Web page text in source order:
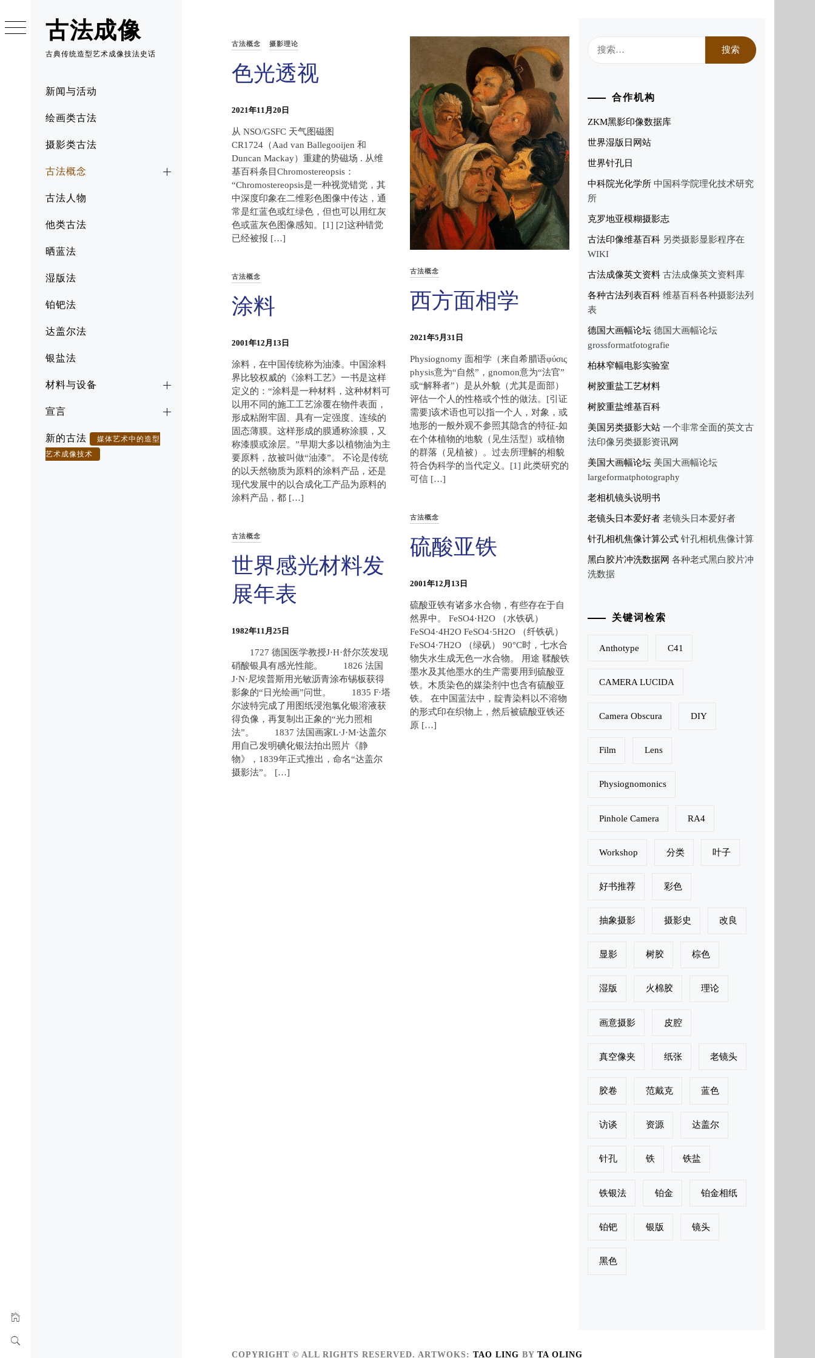
古法成像
古典传统造型艺术成像技法史话
Primary
Menu
新闻与活动
绘画类古法
摄影类古法
古法概念
古法人物
他类古法
晒蓝法
湿版法
铂钯法
达盖尔法
银盐法
材料与设备
宣言
新的古法
媒体艺术中的造型
艺术成像技术
to
content
古法概念 摄影理论
色光透视
2021年11月20日
从 NSO/GSFC 天气图磁图
CR1724（Aad van Ballegooijen 和
Duncan Mackay）重建的势磁场 . 从维
基百科条目Chromostereopsis：
“Chromostereopsis是一种视觉错觉，其
中深度印象在二维彩色图像中传达，通
常是红蓝色或红绿色，但也可以用红灰
色或蓝灰色图像感知。[1] [2]这种错觉
已经被报 […]
古法概念
西方面相学
2021年5月31日
Physiognomy 面相学（来自希腊语φύσις
physis意为“自然”，gnomon意为“法官”
或“解释者”）是从外貌（尤其是面部）
评估一个人的性格或个性的做法。[引证
需要]该术语也可以指一个人，对象，或
地形的一般外观不参照其隐含的特征-如
在个体植物的地貌（见生活型）或植物
的群落（见植被）。过去所理解的相貌
符合伪科学的当代定义。[1] 此类研究的
可信 […]
古法概念
涂料
2001年12月13日
涂料，在中国传统称为油漆。中国涂料
界比较权威的《涂料工艺》一书是这样
定义的：“涂料是一种材料，这种材料可
以用不同的施工工艺涂覆在物件表面，
形成粘附牢固、具有一定强度、连续的
固态薄膜。这样形成的膜通称涂膜，又
称漆膜或涂层。”早期大多以植物油为主
要原料，故被叫做“油漆”。 不论是传统
的以天然物质为原料的涂料产品，还是
现代发展中的以合成化工产品为原料的
涂料产品，都 […]
古法概念
硫酸亚铁
2001年12月13日
硫酸亚铁有诸多水合物，有些存在于自
然界中。 FeSO4·H2O （水铁矾）
FeSO4·4H2O FeSO4·5H2O （纤铁矾）
FeSO4·7H2O （绿矾） 90°C时，七水合
物失水生成无色一水合物。 用途 鞣酸铁
墨水及其他墨水的生产需要用到硫酸亚
铁。木质染色的媒染剂中也含有硫酸亚
铁。 在中国蓝法中，靛青染料以不溶物
的形式印在织物上，然后被硫酸亚铁还
原 […]
古法概念
世界感光材料发
展年表
1982年11月25日
1727 德国医学教授J·H·舒尔茨发现
硝酸银具有感光性能。 1826 法国
J·N·尼埃普斯用光敏沥青涂布锡板获得
影象的“日光绘画”问世。 1835 F·塔
尔波特完成了用图纸浸泡氯化银溶液获
得负像，再复制出正象的“光力照相
法”。 1837 法国画家L·J·M·达盖尔
用自己发明碘化银法拍出照片《静
物》，1839年正式推出，命名“达盖尔
摄影法”。 […]
合作机构
ZKM黑影印像数据库
世界湿版日网站
世界针孔日
中科院光化学所中国科学院理化技术研究
所
克罗地亚模糊摄影志
古法印像维基百科另类摄影显影程序在
WIKI
古法成像英文资料古法成像英文资料库
各种古法列表百科维基百科各种摄影法列
表
德国大画幅论坛德国大画幅论坛
grossformatfotografie
柏林窄幅电影实验室
树胶重盐工艺材料
树胶重盐维基百科
美国另类摄影大站一个非常全面的英文古
法印像另类摄影资讯网
美国大画幅论坛美国大画幅论坛
largeformatphotography
老相机镜头说明书
老镜头日本爱好者老镜头日本爱好者
针孔相机焦像计算公式针孔相机焦像计算
黑白胶片冲洗数据网 各种老式黑白胶片冲
洗数据
关键词检索
Anthotype C41
CAMERA LUCIDA
Camera Obscura DIY
Film Lens
Physiognomonics
Pinhole Camera RA4
Workshop 分类 叶子
好书推荐 彩色
抽象摄影 摄影史 改良
显影 树胶 棕色
湿版 火棉胶 理论
画意摄影 皮腔
真空像夹 纸张 老镜头
胶卷 范戴克 蓝色
访谈 资源 达盖尔
针孔 铁 铁盐
铁银法 铂金 铂金相纸
铂钯 银版 镜头
黑色
COPYRIGHT © ALL RIGHTS RESERVED. ARTWOKS:TAO LING BYTA OLING